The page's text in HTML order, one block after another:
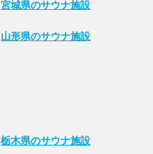
宮城県のサウナ施設
山形県のサウナ施設
栃木県のサウナ施設